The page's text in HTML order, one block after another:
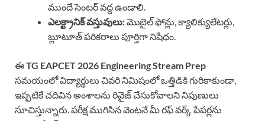
ముందే సెంటర్ వద్ద ఉండాలి.
ఎలక్ట్రానిక్ వస్తువులు:మొబైల్ ఫోన్లు, క్యాలిక్యులేటర్లు,
బ్లూటూత్ పరికరాలు పూర్తిగా నిషేధం.
ఈTG EAPCET 2026 Engineering Stream Prep
సమయంలో విద్యార్థులు చివరి నిమిషంలో ఒత్తిడికి గురికాకుండా,
ఇప్పటికే చదివిన అంశాలను రివైజ్ చేసుకోవాలని నిపుణులు
సూచిస్తున్నారు. పరీక్ష ముగిసిన వెంటనే మీ రఫ్ వర్క్ పేపర్లను